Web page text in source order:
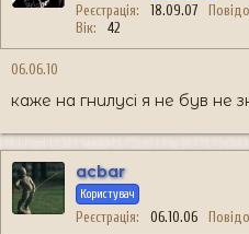
Реєстрація 18.09.07
Вік
42
06.06.10
каже на гнилусі я не був не
acbar
Користувач
Реєстрація 06.10.06